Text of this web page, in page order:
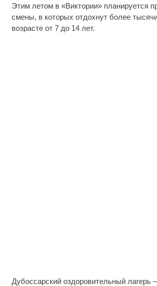
Этим летом в «Виктории» планируется
смены, в которых отдохнут более
возрасте от 7 до 14 лет.
Дубоссарский оздоровительный лагерь